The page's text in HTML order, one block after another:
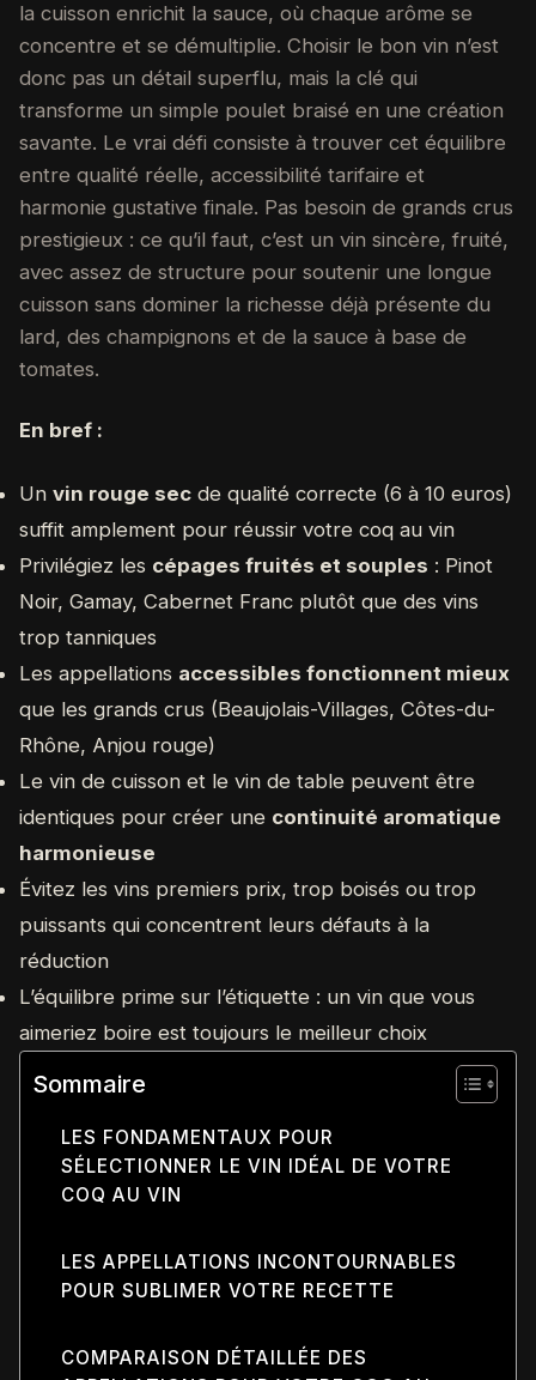
la cuisson enrichit la sauce, où chaque arôme se
concentre et se démultiplie. Choisir le bon vin n’est
donc pas un détail superflu, mais la clé qui
transforme un simple poulet braisé en une création
savante. Le vrai défi consiste à trouver cet équilibre
entre qualité réelle, accessibilité tarifaire et
harmonie gustative finale. Pas besoin de grands crus
prestigieux : ce qu’il faut, c’est un vin sincère, fruité,
avec assez de structure pour soutenir une longue
cuisson sans dominer la richesse déjà présente du
lard, des champignons et de la sauce à base de
tomates.
En bref :
Un vin rouge sec de qualité correcte (6 à 10 euros)
suffit amplement pour réussir votre coq au vin
Privilégiez les cépages fruités et souples : Pinot
Noir, Gamay, Cabernet Franc plutôt que des vins
trop tanniques
Les appellations accessibles fonctionnent mieux
que les grands crus (Beaujolais-Villages, Côtes-du-
Rhône, Anjou rouge)
Le vin de cuisson et le vin de table peuvent être
identiques pour créer une continuité aromatique
harmonieuse
Évitez les vins premiers prix, trop boisés ou trop
puissants qui concentrent leurs défauts à la
réduction
L’équilibre prime sur l’étiquette : un vin que vous
aimeriez boire est toujours le meilleur choix
Sommaire
LES FONDAMENTAUX POUR
SÉLECTIONNER LE VIN IDÉAL DE VOTRE
COQ AU VIN
LES APPELLATIONS INCONTOURNABLES
POUR SUBLIMER VOTRE RECETTE
COMPARAISON DÉTAILLÉE DES